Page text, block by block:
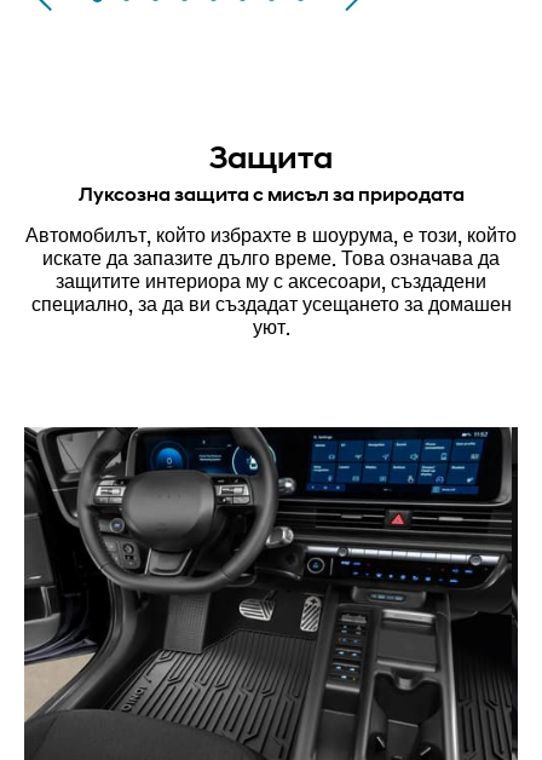
Слайд 1Слайд 2Слайд 3Слайд 4Слайд 5Слайд 6
Слайд 7Слайд 8
Защита
Луксозна защита с мисъл за природата
Автомобилът, който избрахте в шоурума, е този, който
искате да запазите дълго време. Това означава да
защитите интериора му с аксесоари, създадени
специално, за да ви създадат усещането за домашен
уют.